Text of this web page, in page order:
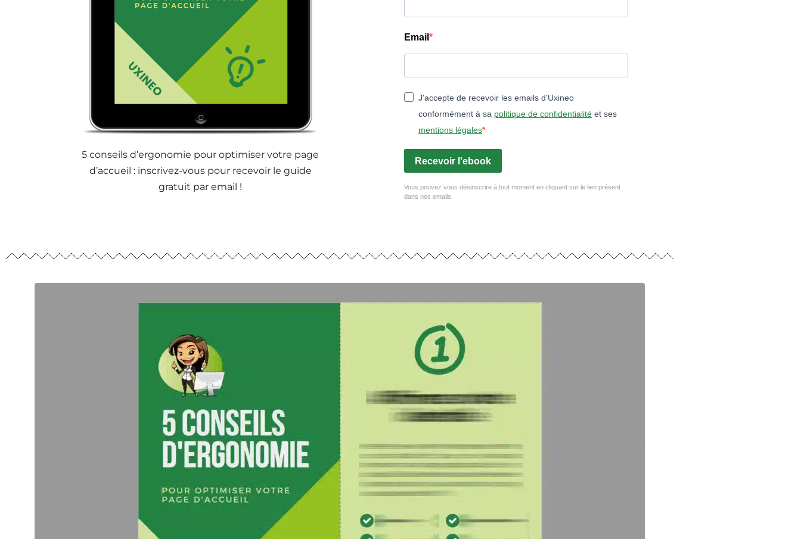
5 conseils d’ergonomie pour optimiser votre page
d’accueil : inscrivez-vous pour recevoir le guide
gratuit par email !
Email
J'accepte de recevoir les emails d'Uxineo
conformément à sa politique de confidentialitéet ses
mentions légales
Recevoir l'ebook
Vous pouvez vous désinscrire à tout moment en cliquant sur le lien présent
dans nos emails.